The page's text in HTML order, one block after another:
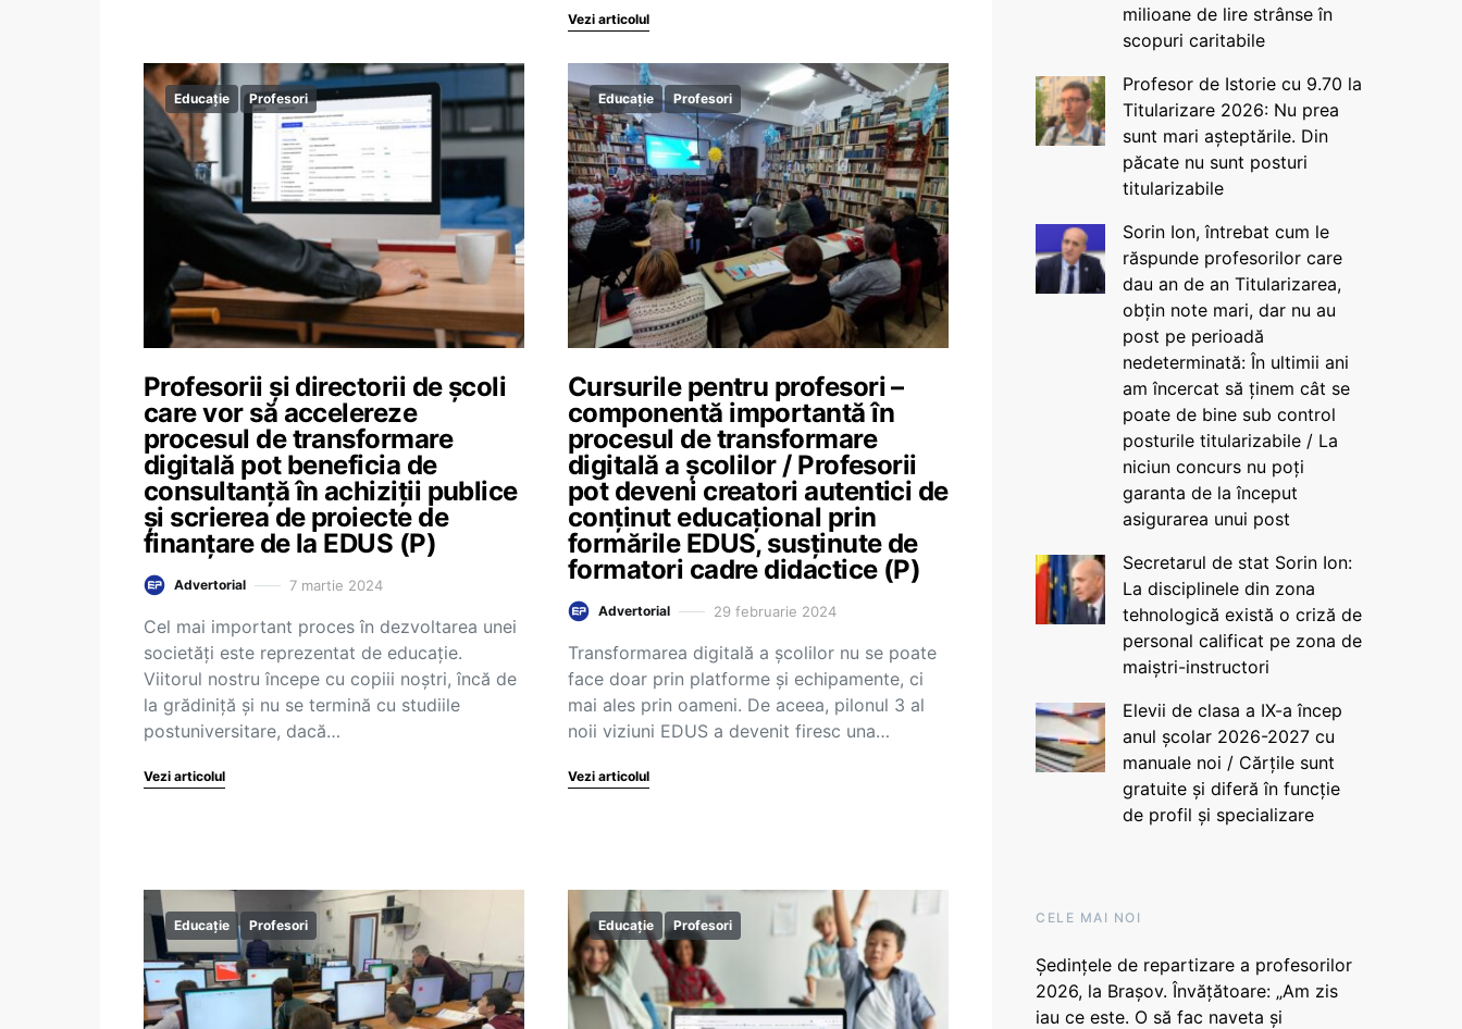
Vezi articolul
Educație Profesori
Profesorii și directorii de școli
care vor să accelereze
procesul de transformare
digitală pot beneficia de
consultanță în achiziții publice
și scrierea de proiecte de
finanțare de la EDUS (P)
Advertorial 7 martie 2024
Cel mai important proces în dezvoltarea unei
societăți este reprezentat de educație.
Viitorul nostru începe cu copiii noștri, încă de
la grădiniță și nu se termină cu studiile
postuniversitare, dacă…
Vezi articolul
Educație Profesori
Cursurile pentru profesori –
componentă importantă în
procesul de transformare
digitală a școlilor / Profesorii
pot deveni creatori autentici de
conținut educațional prin
formările EDUS, susținute de
formatori cadre didactice (P)
Advertorial 29 februarie 2024
Transformarea digitală a școlilor nu se poate
face doar prin platforme și echipamente, ci
mai ales prin oameni. De aceea, pilonul 3 al
noii viziuni EDUS a devenit firesc una…
Vezi articolul
Educație Profesori Educație Profesori
milioane de lire strânse în
scopuri caritabile
Profesor de Istorie cu 9.70 la
Titularizare 2026: Nu prea
sunt mari așteptările. Din
păcate nu sunt posturi
titularizabile
Sorin Ion, întrebat cum le
răspunde profesorilor care
dau an de an Titularizarea,
obțin note mari, dar nu au
post pe perioadă
nedeterminată: În ultimii ani
am încercat să ținem cât se
poate de bine sub control
posturile titularizabile / La
niciun concurs nu poți
garanta de la început
asigurarea unui post
Secretarul de stat Sorin Ion:
La disciplinele din zona
tehnologică există o criză de
personal calificat pe zona de
maiștri-instructori
Elevii de clasa a IX-a încep
anul școlar 2026-2027 cu
manuale noi / Cărțile sunt
gratuite și diferă în funcție
de profil și specializare
CELE MAI NOI
Ședințele de repartizare a profesorilor
2026, la Brașov. Învățătoare: „Am zis
iau ce este. O să fac naveta și